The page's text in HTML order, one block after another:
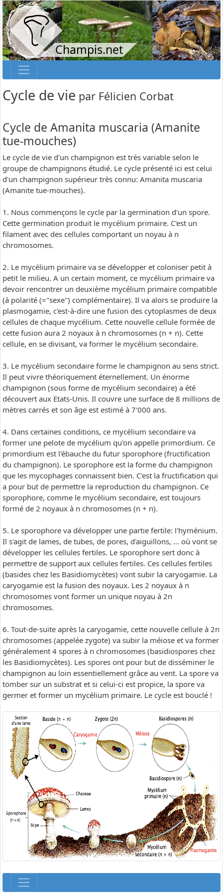
Champis.net
Cycle de vie par Félicien Corbat
Cycle de Amanita muscaria (Amanite
tue-mouches)
Le cycle de vie d'un champignon est très variable selon le
groupe de champignons étudié. Le cycle présenté ici est celui
d'un champignon supérieur très connu: Amanita muscaria
(Amanite tue-mouches).
1. Nous commençons le cycle par la germination d'un spore.
Cette germination produit le mycélium primaire. C'est un
filament avec des cellules comportant un noyau à n
chromosomes.
2. Le mycélium primaire va se développer et coloniser petit à
petit le milieu. A un certain moment, ce mycélium primaire va
devoir rencontrer un deuxième mycélium primaire compatible
(à polarité (="sexe") complémentaire). Il va alors se produire la
plasmogamie, c'est-à-dire une fusion des cytoplasmes de deux
cellules de chaque mycélium. Cette nouvelle cellule formée de
cette fusion aura 2 noyaux à n chromosomes (n + n). Cette
cellule, en se divisant, va former le mycélium secondaire.
3. Le mycélium secondaire forme le champignon au sens strict.
Il peut vivre théoriquement éternellement. Un énorme
champignon (sous forme de mycélium secondaire) a été
découvert aux Etats-Unis. Il couvre une surface de 8 millions de
mètres carrés et son âge est estimé à 7'000 ans.
4. Dans certaines conditions, ce mycélium secondaire va
former une pelote de mycélium qu'on appelle primordium. Ce
primordium est l'ébauche du futur sporophore (fructification
du champignon). Le sporophore est la forme du champignon
que les mycophages connaissent bien. C'est la fructification qui
a pour but de permettre la reproduction du champignon. Ce
sporophore, comme le mycélium secondaire, est toujours
formé de 2 noyaux à n chromosomes (n + n).
5. Le sporophore va développer une partie fertile: l'hyménium.
Il s'agit de lames, de tubes, de pores, d'aiguillons, ... où vont se
développer les cellules fertiles. Le sporophore sert donc à
permettre de support aux cellules fertiles. Ces cellules fertiles
(basides chez les Basidiomycètes) vont subir la caryogamie. La
caryogamie est la fusion des noyaux. Les 2 noyaux à n
chromosomes vont former un unique noyau à 2n
chromosomes.
6. Tout-de-suite après la caryogamie, cette nouvelle cellule à 2n
chromosomes (appelée zygote) va subir la méiose et va former
généralement 4 spores à n chromosomes (basidiospores chez
les Basidiomycètes). Les spores ont pour but de disséminer le
champignon au loin essentiellement grâce au vent. La spore va
tomber sur un substrat et si celui-ci est propice, la spore va
germer et former un mycélium primaire. Le cycle est bouclé !